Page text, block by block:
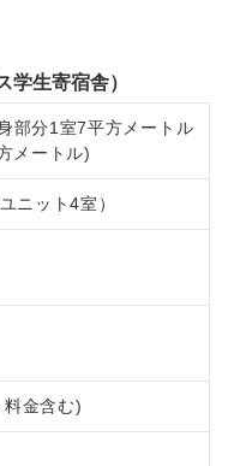
生寄宿舎）
部分1室7平方メートル
メートル)
ニット4室）
金含む)